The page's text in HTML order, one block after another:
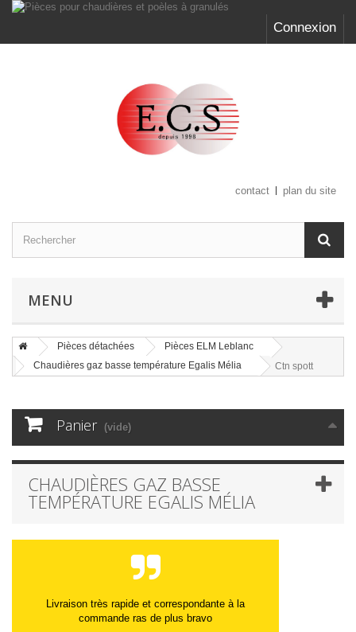
Connexion
contact plan du site
MENU
Pièces détachées
Pièces ELM Leblanc
Chaudières gaz basse température Egalis Mélia
Ctn spott
Panier (vide)
CHAUDIÈRES GAZ BASSE
TEMPÉRATURE EGALIS MÉLIA
Livraison très rapide et correspondante à la
commande ras de plus bravo